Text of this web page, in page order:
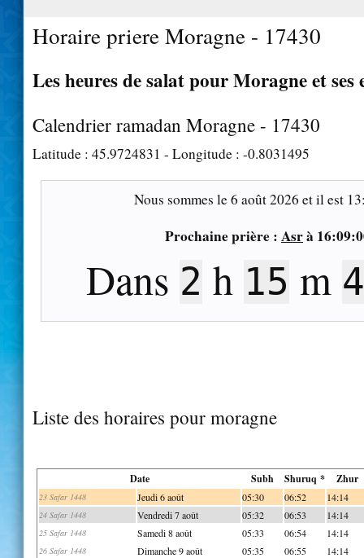
Horaire priere Moragne - 17430
Les heures de salat pour Moragne et ses
Calendrier ramadan Moragne - 17430
Latitude : 45.9724831 - Longitude : -0.8031495
Nous sommes le6 août 2026 et il est
Prochaine prière : Asrà
Dans 2 h 15 m
Liste des horaires pour moragne
Date Subh Shuruq * Zhur
23 Safar 1448 Jeudi 6 août 05:30 06:52 14:14
24 Safar 1448 Vendredi 7 août 05:32 06:53 14:14
25 Safar 1448 Samedi 8 août 05:33 06:54 14:14
26 Safar 1448 Dimanche 9 août 05:35 06:55 14:14